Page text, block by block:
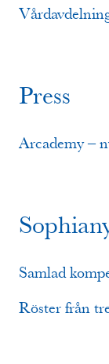
Press
Arcademy –
Samlad
Röster från